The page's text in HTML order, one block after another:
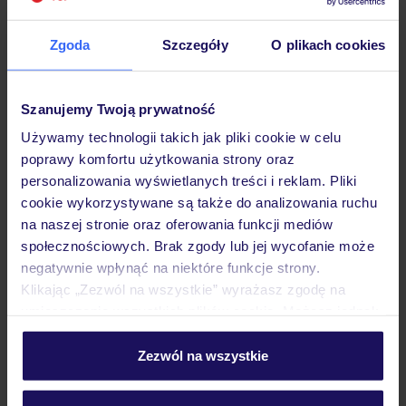
Zgoda Szczegóły O plikach cookies
Szanujemy Twoją prywatność
Używamy technologii takich jak pliki cookie w celu
poprawy komfortu użytkowania strony oraz
personalizowania wyświetlanych treści i reklam. Pliki
cookie wykorzystywane są także do analizowania ruchu
na naszej stronie oraz oferowania funkcji mediów
społecznościowych. Brak zgody lub jej wycofanie może
negatywnie wpłynąć na niektóre funkcje strony.
Klikając „Zezwól na wszystkie” wyrażasz zgodę na
personalizować swój wybór wchodząc w zakładkę
Szczegółowe informacje o plikach cookie znajdziesz
Zezwól na wszystkie
Pokoje
Wyżywienie
Atrakcje
Ważne informacje